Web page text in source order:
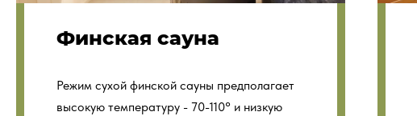
Финская сауна
Режим сухой финской сауны предполагает
высокую температуру - 70-110° и низкую